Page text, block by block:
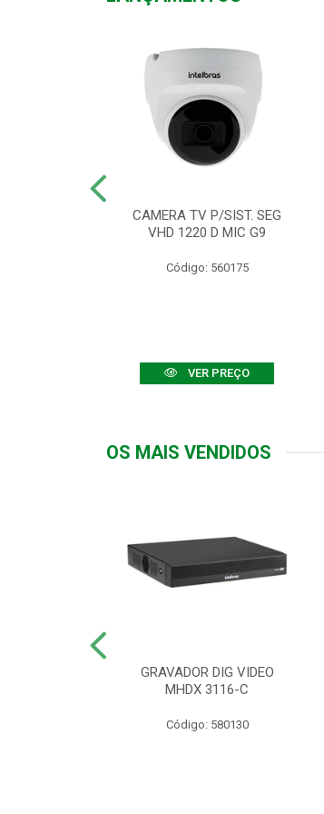
CAMERA TV P/SIST. SEG
VHD 1220 D MIC G9
Código: 560175
VER PREÇO
OS MAIS VENDIDOS
GRAVADOR DIG VIDEO
MHDX 3116-C
Código: 580130